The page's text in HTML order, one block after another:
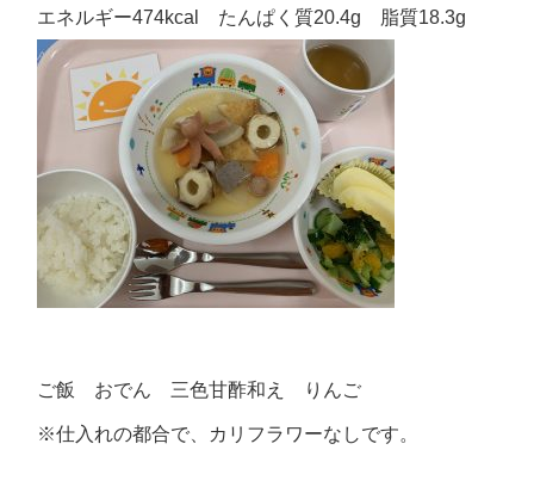
エネルギー474kcal たんぱく質20.4g 脂質18.3g
ご飯 おでん 三色甘酢和え りんご
※仕入れの都合で、カリフラワーなしです。